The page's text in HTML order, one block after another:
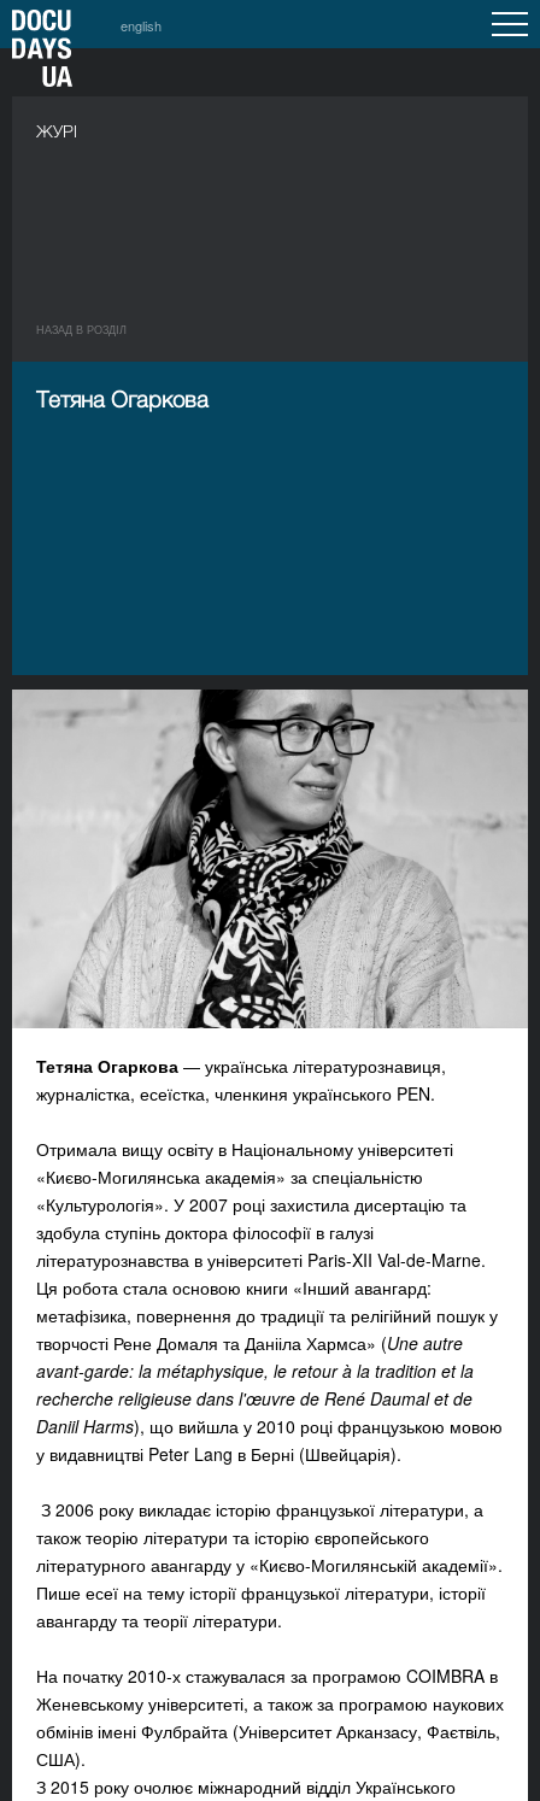
english
ЖУРІ
НАЗАД В РОЗДIЛ
Тетяна Огаркова
Тетяна Огаркова — українська літературознавиця,
журналістка, есеїстка, членкиня українського PEN.
Отримала вищу освіту в Національному університеті
«Києво-Могилянська академія» за спеціальністю
«Культурологія». У 2007 році захистила дисертацію та
здобула ступінь доктора філософії в галузі
літературознавства в університеті Paris-XII Val-de-Marne.
Ця робота стала основою книги «Інший авангард:
метафізика, повернення до традиції та релігійний пошук у
творчості Рене Домаля та Данііла Хармса» (Une autre
avant-garde: la métaphysique, le retour à la tradition et la
recherche religieuse dans l'œuvre de René Daumal et de
Daniil Harms), що вийшла у 2010 році французькою мовою
у видавництві Peter Lang в Берні (Швейцарія).
З 2006 року викладає історію французької літератури, а
також теорію літератури та історію європейського
літературного авангарду у «Києво-Могилянській академії».
Пише есеї на тему історії французької літератури, історії
авангарду та теорії літератури.
На початку 2010-х стажувалася за програмою COIMBRA в
Женевському університеті, а також за програмою наукових
обмінів імені Фулбрайта (Університет Арканзасу, Фаєтвіль,
США).
З 2015 року очолює міжнародний відділ Українського